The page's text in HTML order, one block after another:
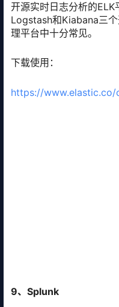
开源实时日志分析的ELK
Logstash和Kiabana三
理平台中十分常见。
下载使用：
https://
9、Splunk